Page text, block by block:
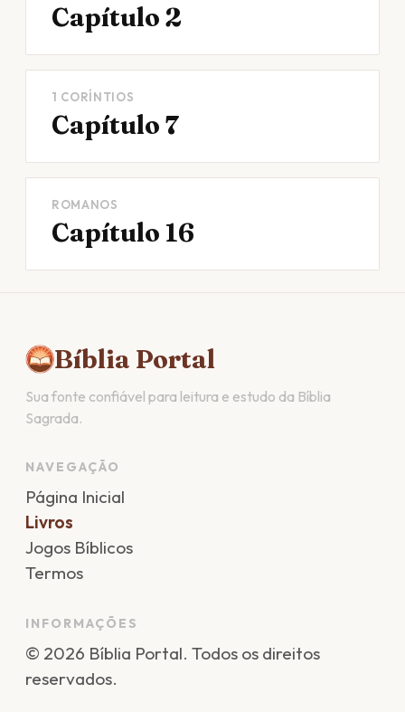
Capítulo 2
1 CORÍNTIOS
Capítulo 7
ROMANOS
Capítulo 16
Bíblia Portal
Sua fonte confiável para leitura e estudo da Bíblia
Sagrada.
NAVEGAÇÃO
Página Inicial
Livros
Jogos Bíblicos
Termos
INFORMAÇÕES
© 2026 Bíblia Portal. Todos os direitos
reservados.